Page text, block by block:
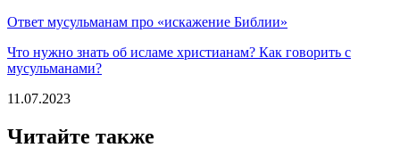
Ответ мусульманам про «искажение Библии»
Что нужно знать об исламе христианам? Как говорить с
мусульманами?
11.07.2023
Читайте также